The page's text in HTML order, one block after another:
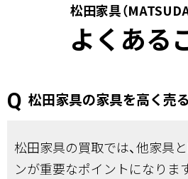
松田家具（
よくある
松田家具の家具を高く売
松田家具の買取では、他家具
ンが重要なポイントになりま